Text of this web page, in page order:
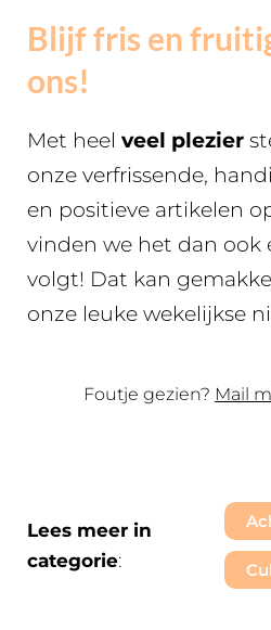
Blijf fris en
ons!
Met heel veel plezier
onze verfrissende,
en positieve artikelen
vinden we het dan ook
volgt! Dat kan
onze leuke wekelijkse
Foutje gezien? Mail
Lees meer in
categorie: